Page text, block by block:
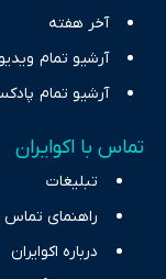
آخر هفته
آرشیو تمام
آرشیو تمام
تماس با اکوایران
تبلیغات
راهنمای
درباره اکوایران